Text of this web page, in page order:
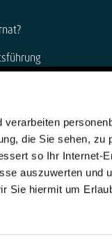
die Sie sehen, zu
so Ihr Internet-
auszuwerten und
Sie hiermit um